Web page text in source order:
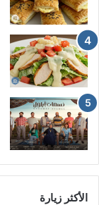
الأكثر زيارة